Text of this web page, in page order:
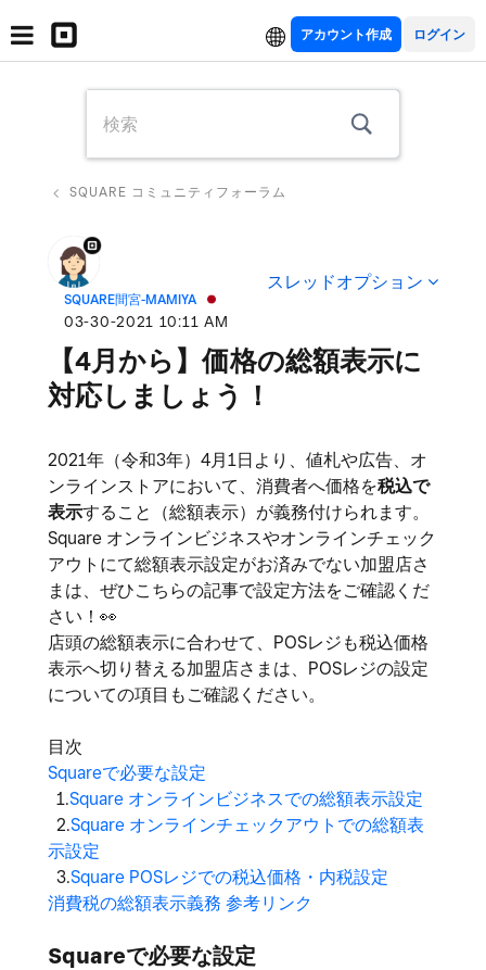
アカウント作成
SQUARE コミュニティフォーラム
SQUARE間宮-MAMIYA
‎03-30-2021 10:11 AM
スレッドオプション
【4月から】価格の総額表示に
対応しましょう！
2021年（令和3年）4月1日より、値札や広告、オ
ンラインストアにおいて、消費者へ価格を税込で
表示すること（総額表示）が義務付けられます。
Square オンラインビジネスやオンラインチェック
アウトにて総額表示設定がお済みでない加盟店さ
まは、ぜひこちらの記事で設定方法をご確認くだ
さい！ 👀
店頭の総額表示に合わせて、POSレジも税込価格
表示へ切り替える加盟店さまは、POSレジの設定
についての項目もご確認ください。
目次
Squareで必要な設定
1.Square オンラインビジネスでの総額表示設定
2.Square オンラインチェックアウトでの総額表
示設定
3.Square POSレジでの税込価格・内税設定
消費税の総額表示義務 参考リンク
Squareで必要な設定